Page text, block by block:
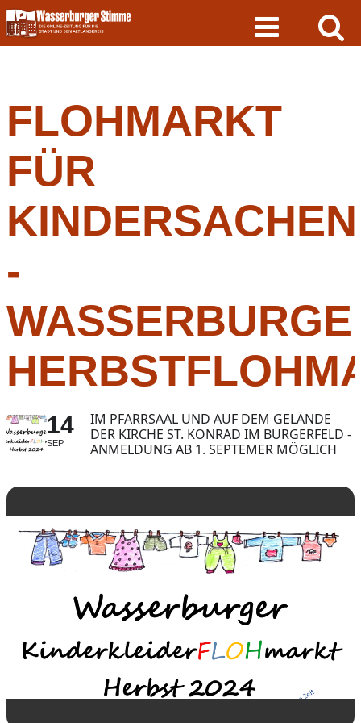
Skip
to
content
FLOHMARKT
FÜR
KINDERSACHEN
-
14
SEP
IM PFARRSAAL UND AUF DEM GELÄNDE
DER KIRCHE ST. KONRAD IM BURGERFELD -
ANMELDUNG AB 1. SEPTEMER MÖGLICH